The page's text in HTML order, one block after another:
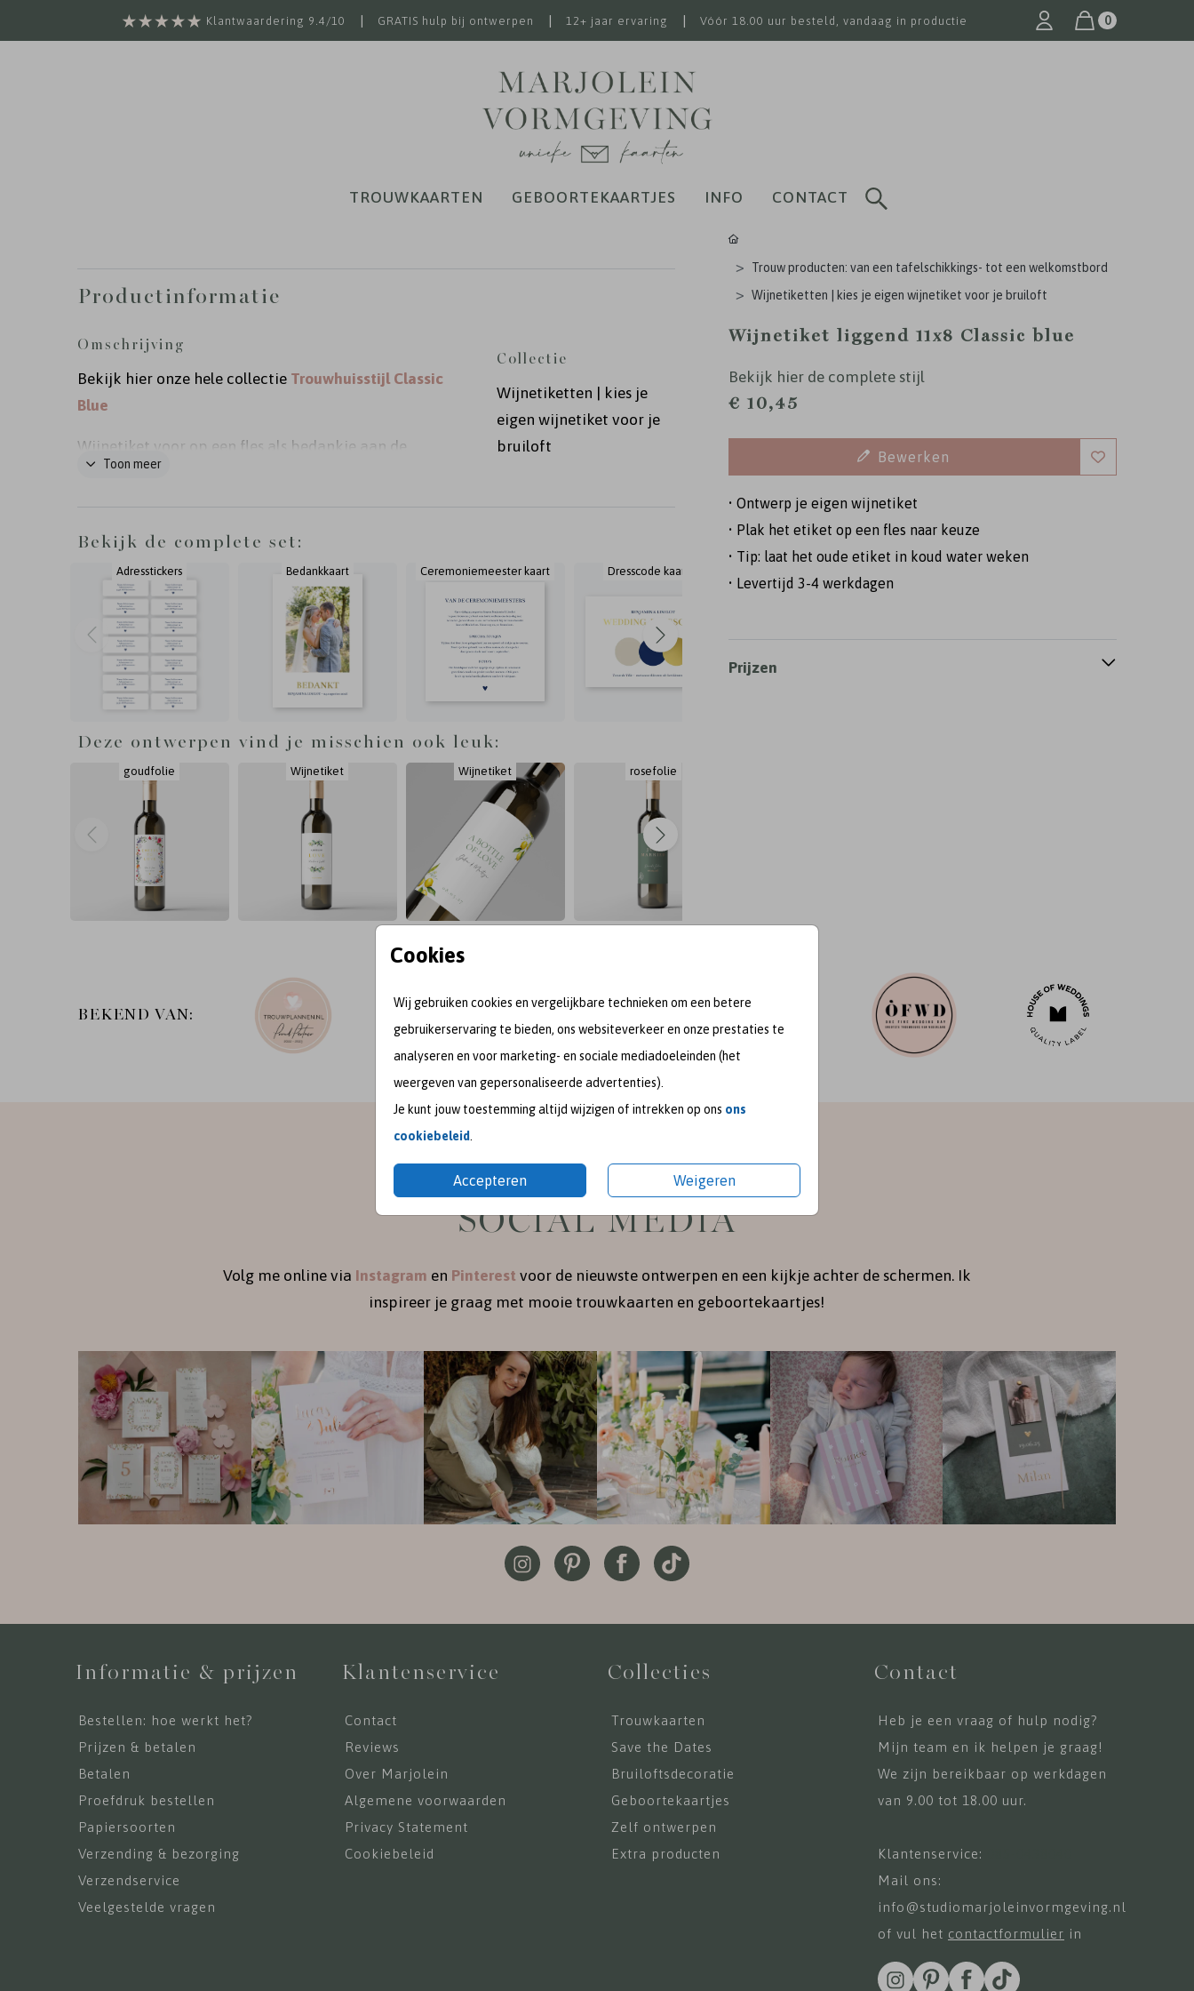
Klantwaardering 9.4/10 GRATIS hulp bij ontwerpen 12+ jaar ervaring Vóór 18.00 uur besteld, vandaag in productie 0
TROUWKAARTEN GEBOORTEKAARTJES INFO CONTACT
Cookies
Wij gebruiken cookies en vergelijkbare technieken om een betere
gebruikerservaring te bieden, ons websiteverkeer en onze prestaties te
analyseren en voor marketing- en sociale mediadoeleinden (het
weergeven van gepersonaliseerde advertenties).
Je kunt jouw toestemming altijd wijzigen of intrekken op ons ons
cookiebeleid
Accepteren Weigeren
Productinformatie
Omschrijving
Bekijk hier onze hele collectie Trouwhuisstijl Classic
Blue
Wijnetiket voor op een fles als bedankje aan de
gasten van jullie bruiloft. Formaat: liggend 11x8 cm.
Toon meer
Collectie
Wijnetiketten | kies je
eigen wijnetiket voor je
bruiloft
Bekijk de complete set:
Adresstickers Bedankkaart Ceremoniemeester kaart Dresscode kaartje
Deze ontwerpen vind je misschien ook leuk:
goudfolie Wijnetiket Wijnetiket rosefolie
Trouw producten: van een tafelschikkings- tot een welkomstbord
Wijnetiketten | kies je eigen wijnetiket voor je bruiloft
Wijnetiket liggend 11x8 Classic blue
Bekijk hier de complete stijl
€ 10,45
Bewerken
• Ontwerp je eigen wijnetiket
• Plak het etiket op een fles naar keuze
• Tip: laat het oude etiket in koud water weken
• Levertijd 3-4 werkdagen
Prijzen
BEKEND VAN:
meet me on
SOCIAL MEDIA
Volg me online via Instagram en Pinterest voor de nieuwste ontwerpen en een kijkje achter de schermen. Ik
inspireer je graag met mooie trouwkaarten en geboortekaartjes!
Informatie & prijzen
Bestellen: hoe werkt het?
Prijzen & betalen
Betalen
Proefdruk bestellen
Papiersoorten
Verzending & bezorging
Verzendservice
Veelgestelde vragen
Klantenservice
Contact
Reviews
Over Marjolein
Algemene voorwaarden
Privacy Statement
Cookiebeleid
Collecties
Trouwkaarten
Save the Dates
Bruiloftsdecoratie
Geboortekaartjes
Zelf ontwerpen
Extra producten
Contact
Heb je een vraag of hulp nodig?
Mijn team en ik helpen je graag!
We zijn bereikbaar op werkdagen
van 9.00 tot 18.00 uur.
Klantenservice:
Mail ons:
info@studiomarjoleinvormgeving.nl
of vul het contactformulier in